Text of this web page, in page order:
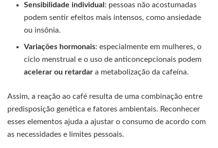
Sensibilidade individual : pessoas não acostumadas
podem sentir efeitos mais intensos, como ansiedade
ou insônia.
Variações hormonais: especialmente em mulheres, o
ciclo menstrual e o uso de anticoncepcionais podem
acelerar ou retardar a metabolização da cafeína.
Assim, a reação ao café resulta de uma combinação entre
predisposição genética e fatores ambientais. Reconhecer
esses elementos ajuda a ajustar o consumo de acordo com
as necessidades e limites pessoais.